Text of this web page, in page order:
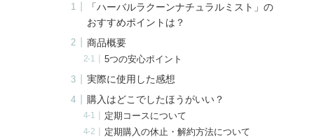
「ハーバルラクーンナチュラルミスト」の
おすすめポイントは？
商品概要
5つの安心ポイント
実際に使用した感想
購入はどこでしたほうがいい？
定期コースについて
定期購入の休止・解約方法について